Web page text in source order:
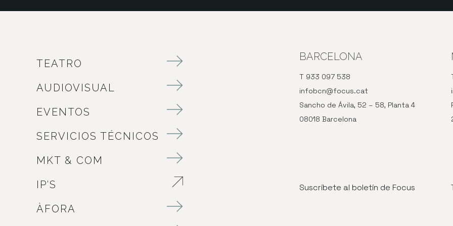
TEATRO
AUDIOVISUAL
EVENTOS
SERVICIOS TÉCNICOS
MKT & COM
IP’S
ÀFORA
BARCELONA
T 933 097 538
infobcn@focus.cat
Sancho de Ávila, 52 – 58, Planta 4
08018 Barcelona
Suscríbete al boletín de Focus